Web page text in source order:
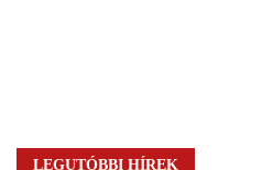
LEGUTÓBBI HÍREK